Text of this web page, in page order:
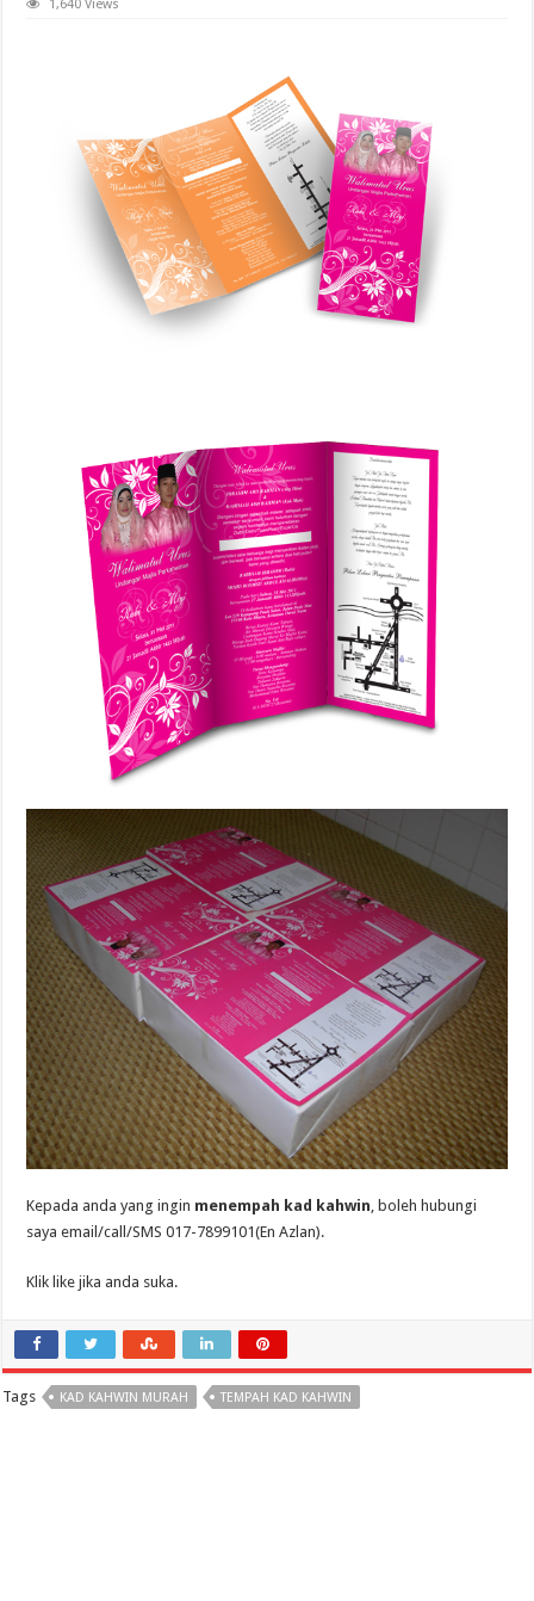
1,640 Views
Kepada anda yang ingin menempah kad kahwin, boleh hubungi
saya email/call/SMS 017-7899101(En Azlan).
Klik like jika anda suka.
Tags KAD KAHWIN MURAH TEMPAH KAD KAHWIN